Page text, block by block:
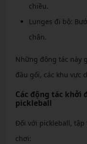
chiều.
Lunges đi bộ:
chân.
Những động tác này
đầu gối, các khu vực
Các động tác khởi
pickleball
Đối với pickleball, tập
chơi: